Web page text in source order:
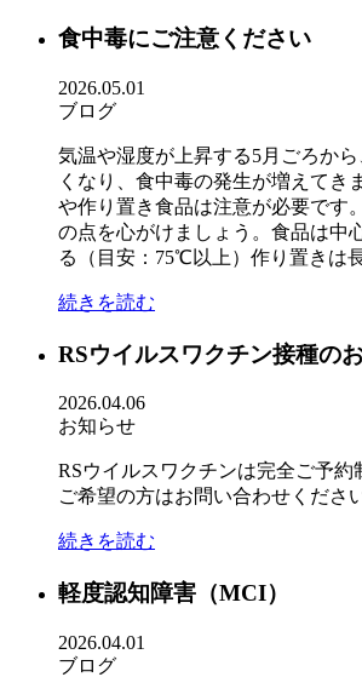
食中毒にご注意ください
2026.05.01
ブログ
気温や湿度が上昇する5月ごろか
くなり、食中毒の発生が増えてき
や作り置き食品は注意が必要です
の点を心がけましょう。食品は中
る（目安：75℃以上）作り置きは
続きを読む
RSウイルスワクチン接種の
2026.04.06
お知らせ
RSウイルスワクチンは完全ご予約
ご希望の方はお問い合わせください
続きを読む
軽度認知障害（MCI）
2026.04.01
ブログ